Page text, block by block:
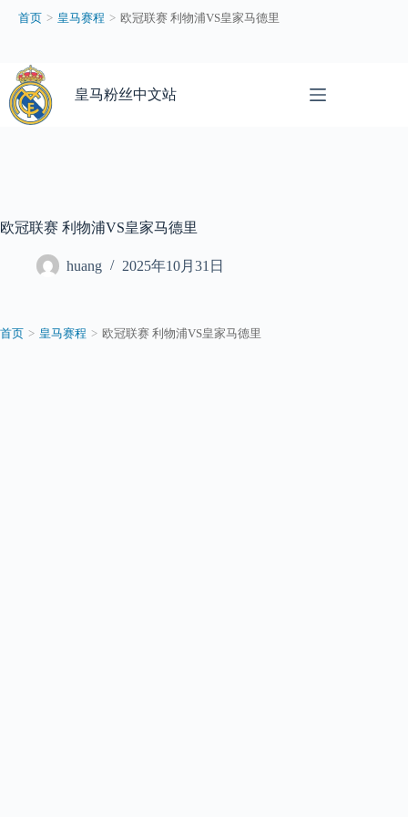
首页 > 皇马赛程 > 欧冠联赛 利物浦VS皇家马德里
过
内
皇马粉丝中文站
欧冠联赛 利物浦VS皇家马德里
huang 2025年10月31日
首页 > 皇马赛程 > 欧冠联赛 利物浦VS皇家马德里